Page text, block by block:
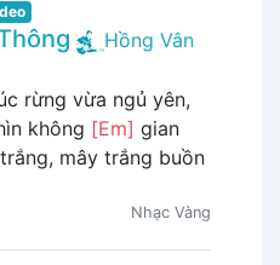
Hồng Vân
rừng vừa ngủ yên,
không [Em] gian
trắng, mây trắng buồn
Nhạc Vàng